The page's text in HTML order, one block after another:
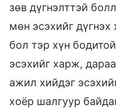
зөв дүгнэлттэй
мөн эсэхийг
бол тэр хүн
эсэхийг харж,
ажил хийдэг
хоёр шалгуур